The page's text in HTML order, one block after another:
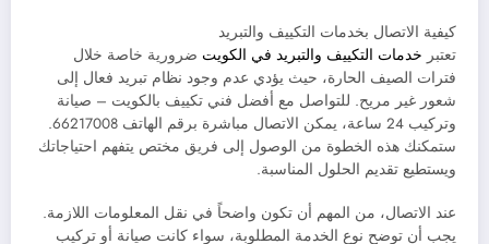
كيفية الاتصال بخدمات التكييف والتبريد
تعتبر خدمات التكييف والتبريد في الكويت ضرورية خاصة خلال
فترات الصيف الحارة، حيث يؤدي عدم وجود نظام تبريد فعال إلى
شعور غير مريح. للتواصل مع أفضل فني تكييف بالكويت – صيانة
وتركيب 24 ساعة، يمكن الاتصال مباشرة برقم الهاتف 66217008.
ستمكنك هذه الخطوة من الوصول إلى فريق مختص يتفهم احتياجاتك
ويستطيع تقديم الحلول المناسبة.
عند الاتصال، من المهم أن تكون واضحاً في نقل المعلومات اللازمة.
يجب أن توضح نوع الخدمة المطلوبة، سواء كانت صيانة أو تركيب